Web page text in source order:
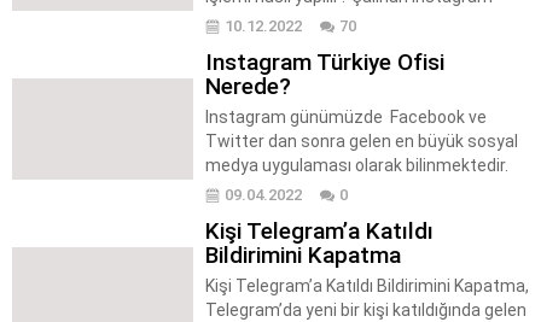
mı? İnstagram çağrı merkezi telefon
hesap kurtarma? İnstagram şifre unutma
kimlik onaylama işlemi nasıl yapılır?
İnstagram hesap kurtarma kimlik
gönderilerek nasıl yapılır? İnstagram
işletme hesabı nasıl kurtarılır? İnstagram
profil hesabı nasıl kurtarılır? İnstagram
şifre sorunu nasıl...
10.12.2022 70
Instagram Türkiye Ofisi
Nerede?
Instagram günümüzde Facebook ve
Twitter dan sonra gelen en büyük sosyal
medya uygulaması olarak bilinmektedir.
İnstagram’da yaşanan şifre sıfırlama,
alakalı başlıca soru ve sorunlar
kullanıcıların karşısına büyük bir problem
olarak çıkmaktadır. İnstagram’da
karşılaşılan başlıca soru ve sorunları
09.04.2022 0
Kişi Telegram’a Katıldı
Bildirimini Kapatma
Kişi Telegram’a Katıldı Bildirimini Kapatma,
Telegram’da yeni bir kişi katıldığında gelen